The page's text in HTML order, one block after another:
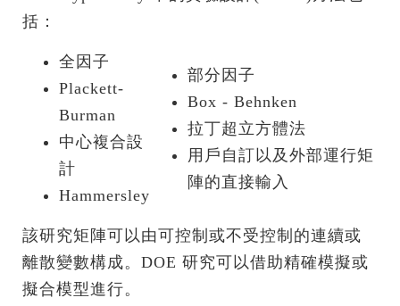
括：
全因子
Plackett-
Burman
中心複合設
計
Hammersley
部分因子
Box - Behnken
拉丁超立方體法
用戶自訂以及外部運行矩
陣的直接輸入
該研究矩陣可以由可控制或不受控制的連續或
離散變數構成。DOE 研究可以借助精確模擬或
擬合模型進行。